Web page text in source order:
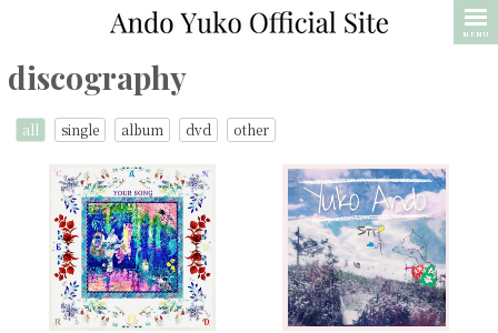
MENU
discography
all single album dvd other